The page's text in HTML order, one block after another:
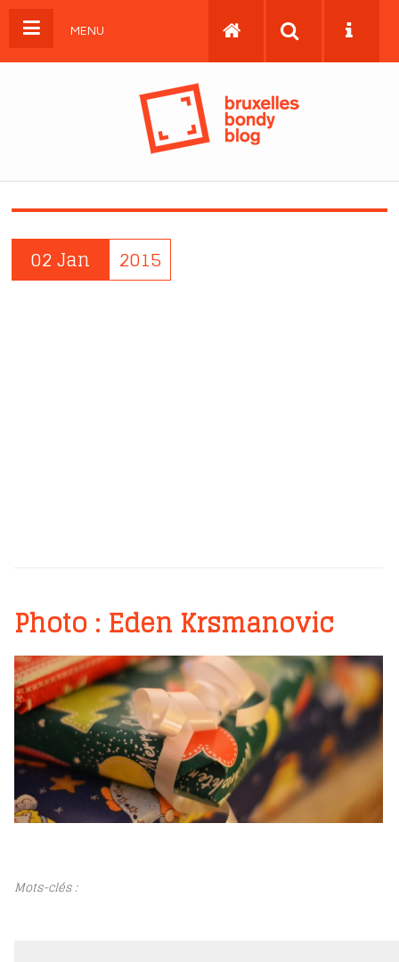
MENU
02 Jan 2015
Photo : Eden Krsmanovic
Mots-clés :